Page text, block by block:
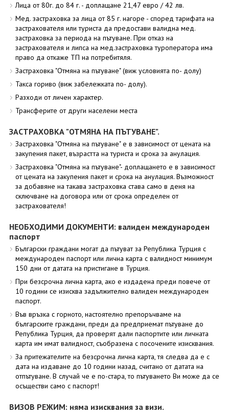
Лица от 80г. до 84 г. - доплащане 21,47 евро / 42 лв.
Мед. застраховка за лица от 85 г. нагоре - според тарифата на
застрахователя или туриста да предостави валидна мед.
застраховка за периода на пътуване. При отказ на
застрахователя и липса на мед.застраховка туроператора има
право да откаже ТП на потребитяля.
Застраховка "Отмяна на пътуване" (виж условията по- долу)
Такса гориво (виж забележката по- долу).
Разходи от личен характер.
Трансферите от други населени места
ЗАСТРАХОВКА "ОТМЯНА НА ПЪТУВАНЕ".
Застраховка "Отмяна на пътуване" е в зависимост от цената на
закупения пакет, възрастта на туриста и срока за анулация.
Застраховка "Отмяна на пътуване"- доплащането е в зависимост
от цената на закупения пакет и срока на анулация. Възможност
за добавяне на такава застраховка става само в деня на
сключване на договора или от срока определен от
застрахователя!
НЕОБХОДИМИ ДОКУМЕНТИ: валиден международен
паспорт
Български граждани могат да пътуват за Република Турция с
международен паспорт или лична карта с валидност минимум
150 дни от датата на пристигане в Турция.
При безсрочна лична карта, ако е издадена преди повече от
10 години се изисква задължително валиден международен
паспорт.
Във връзка с горното, настоятелно препоръчваме на
българските граждани, преди да предприемат пътуване до
Република Турция, да проверят дали паспортите или личната
карта им имат валидност, съобразена с посочените изисквания.
За притежателите на безсрочна лична карта, тя следва да е с
дата на издаване до 10 години назад, считано от датата на
отпътуване. В случай че е по-стара, то пътуването Ви може да се
осъществи само с паспорт!
ВИЗОВ РЕЖИМ: няма изисквания за визи.